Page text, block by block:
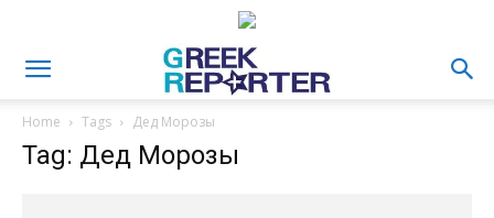
Home Tags Дед Морозы
Tag: Дед Морозы